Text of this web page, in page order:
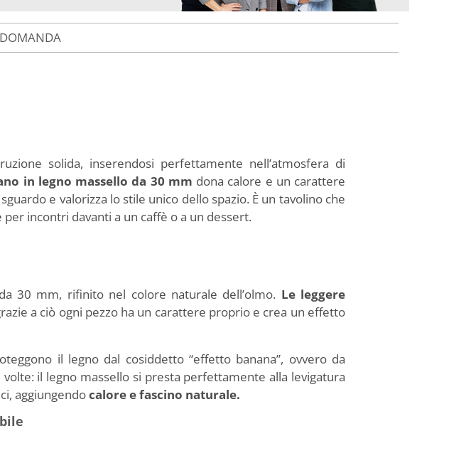
solida, inserendosi perfettamente nell’atmosfera di
in legno massello da 30 mm dona calore e un carattere
e valorizza lo stile unico dello spazio. È un tavolino che
incontri davanti a un caffè o a un dessert.
30 mm, rifinito nel colore naturale dell’olmo. Le leggere
a ciò ogni pezzo ha un carattere proprio e crea un effetto
il legno dal cosiddetto “effetto banana”, ovvero da
il legno massello si presta perfettamente alla levigatura
aggiungendocalore e fascino naturale.